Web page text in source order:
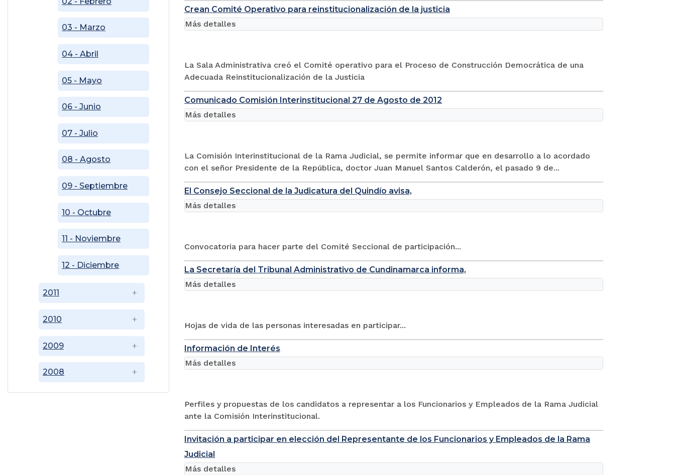
2008
2009
2010
2011
03 - Marzo
04 - Abril
05 - Mayo
06 - Junio
07 - Julio
08 - Agosto
09 - Septiembre
10 - Octubre
11 - Noviembre
12 - Diciembre
Crean Comité Operativo para reinstitucionalización de la justicia
La Sala Administrativa creó el Comité operativo para el Proceso de Construcción Democrática de una
Adecuada Reinstitucionalización de la Justicia
Más detalles
Comunicado Comisión Interinstitucional 27 de Agosto de 2012
La Comisión Interinstitucional de la Rama Judicial, se permite informar que en desarrollo a lo acordado
con el señor Presidente de la República, doctor Juan Manuel Santos Calderón, el pasado 9 de...
Más detalles
El Consejo Seccional de la Judicatura del Quindío avisa,
Convocatoria para hacer parte del Comité Seccional de participación...
Más detalles
La Secretaría del Tribunal Administrativo de Cundinamarca informa,
Hojas de vida de las personas interesadas en participar...
Más detalles
Información de Interés
Perfiles y propuestas de los candidatos a representar a los Funcionarios y Empleados de la Rama Judicial
ante la Comisión Interinstitucional.
Más detalles
Invitación a participar en elección del Representante de los Funcionarios y Empleados de la Rama
Judicial
Más detalles